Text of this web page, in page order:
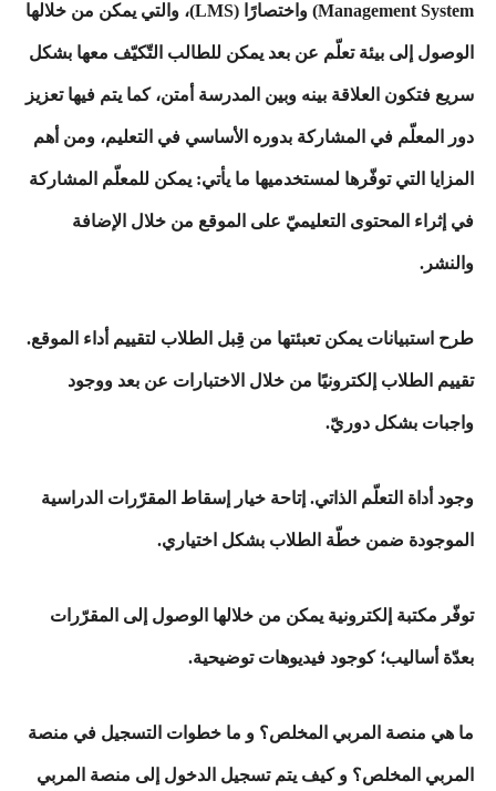
Management System) واختصارًا (LMS)، والتي يمكن من خلالها
الوصول إلى بيئة تعلّم عن بعد يمكن للطالب التّكيّف معها بشكل
سريع فتكون العلاقة بينه وبين المدرسة أمتن، كما يتم فيها تعزيز
دور المعلّم في المشاركة بدوره الأساسي في التعليم، ومن أهم
المزايا التي توفّرها لمستخدميها ما يأتي: يمكن للمعلّم المشاركة
في إثراء المحتوى التعليميّ على الموقع من خلال الإضافة
والنشر.
طرح استبيانات يمكن تعبئتها من قِبل الطلاب لتقييم أداء الموقع.
تقييم الطلاب إلكترونيًا من خلال الاختبارات عن بعد ووجود
واجبات بشكل دوريّ.
وجود أداة التعلّم الذاتي. إتاحة خيار إسقاط المقرّرات الدراسية
الموجودة ضمن خطّة الطلاب بشكل اختياري.
توفّر مكتبة إلكترونية يمكن من خلالها الوصول إلى المقرّرات
بعدّة أساليب؛ كوجود فيديوهات توضيحية.
ما هي منصة المربي المخلص؟ و ما خطوات التسجيل في منصة
المربي المخلص؟ و كيف يتم تسجيل الدخول إلى منصة المربي